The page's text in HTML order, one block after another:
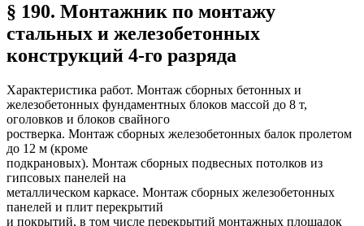
§ 190. Монтажник по монтажу
стальных и железобетонных
конструкций 4-го разряда
Характеристика работ. Монтаж сборных бетонных и
железобетонных фундаментных блоков массой до 8 т,
оголовков и блоков свайного
ростверка. Монтаж сборных железобетонных балок пролетом
до 12 м (кроме
подкрановых). Монтаж сборных подвесных потолков из
гипсовых панелей на
металлическом каркасе. Монтаж сборных железобетонных
панелей и плит перекрытий
и покрытий, в том числе перекрытий монтажных площадок